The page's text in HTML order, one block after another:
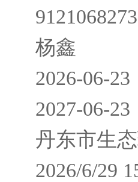
杨鑫
2026-06-23
2027-06-23
丹东市生
2026/6/29